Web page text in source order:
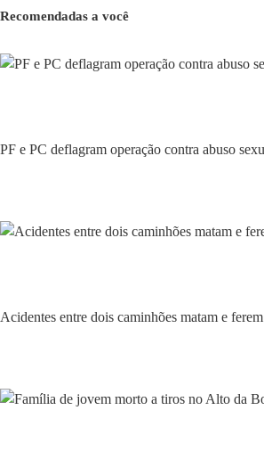
Recomendadas a você
PF e PC deflagram operação contra abuso
Acidentes entre dois caminhões matam e